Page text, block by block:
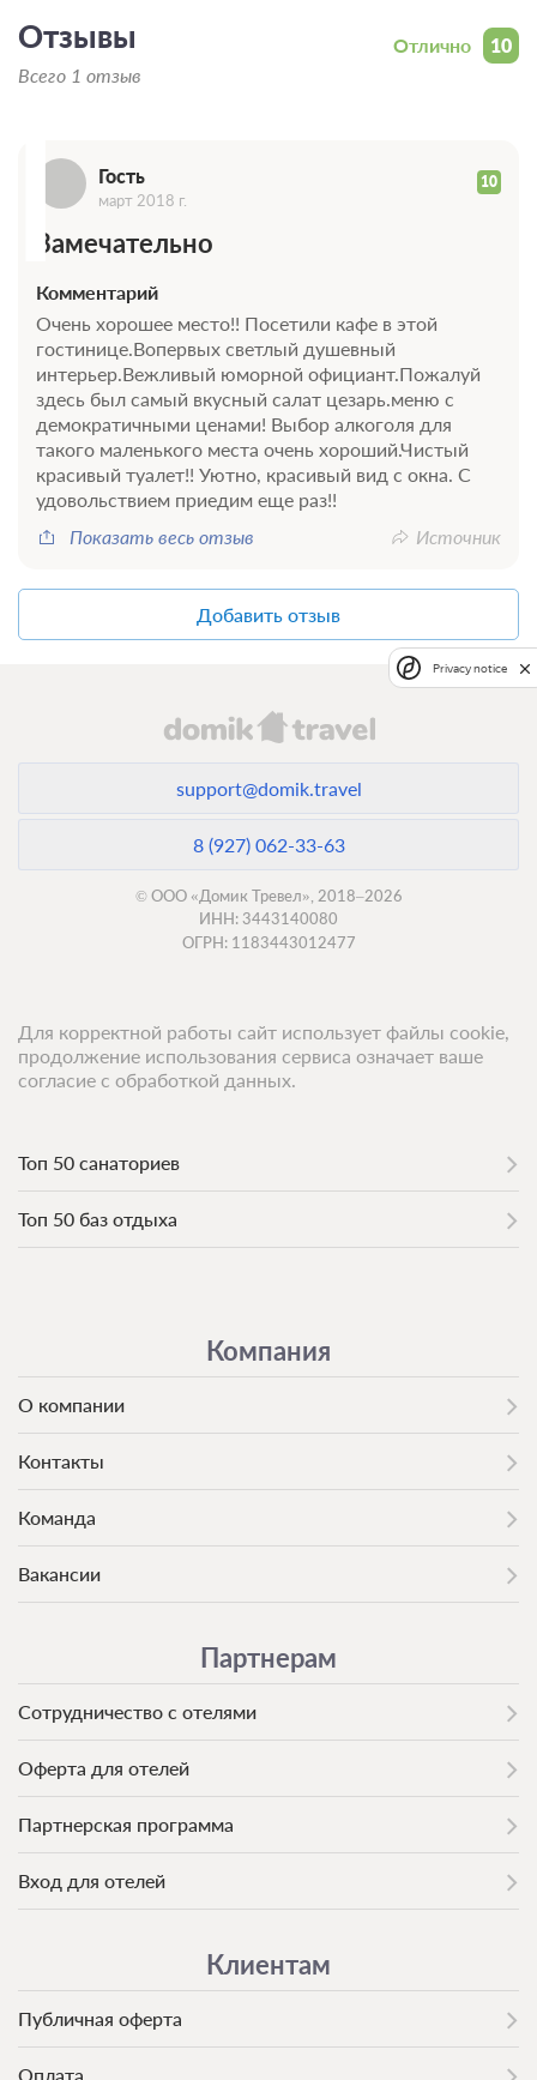
10
Отлично
Отзывы
Всего 1 отзыв
ГГость 10
март 2018 г.
Замечательно
Комментарий
Очень хорошее место!! Посетили кафе в этой
гостинице.Вопервых светлый душевный
интерьер.Вежливый юморной официант.Пожалуй
здесь был самый вкусный салат цезарь.меню с
демократичными ценами! Выбор алкоголя для
такого маленького места очень хороший.Чистый
красивый туалет!! Уютно, красивый вид с окна. С
удовольствием приедим еще раз!!
Показать весь отзыв
Источник
Добавить отзыв
support@domik.travel
8 (927) 062-33-63
© ООО «Домик Тревел», 2018–2026
ИНН: 3443140080
ОГРН: 1183443012477
Топ 50 санаториев
Топ 50 баз отдыха
Компания
О компании
Контакты
Команда
Вакансии
Партнерам
Сотрудничество с отелями
Оферта для отелей
Партнерская программа
Вход для отелей
Клиентам
Публичная оферта
Оплата
Для корректной работы сайт использует файлы cookie,
продолжение использования сервиса означает ваше
согласие с обработкой данных.
Privacy notice